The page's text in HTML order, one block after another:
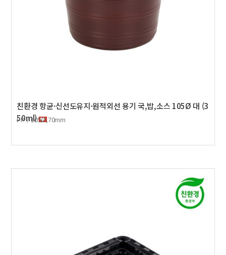
친환경 항균·신선도유지·원적외선 용기 국,밥,소스 105Ø 대 (3
50ml)
PP / 105Ø,70mm